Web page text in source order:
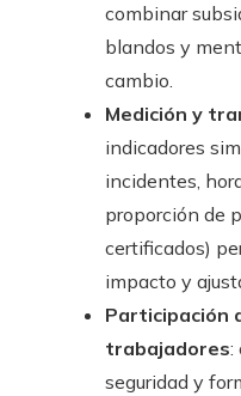
combinar
blandos y
cambio.
Medición y
indicadores
incidentes,
proporción de
certificados)
impacto y
Participación
trabajadores:
seguridad y